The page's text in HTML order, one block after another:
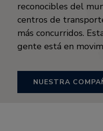
reconocibles del
centros de
más concurridos.
gente está en
NUESTRA